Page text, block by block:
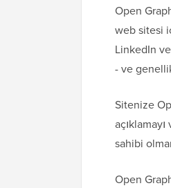
Open
web sitesi
LinkedIn
- ve
Sitenize
sahibi
Open